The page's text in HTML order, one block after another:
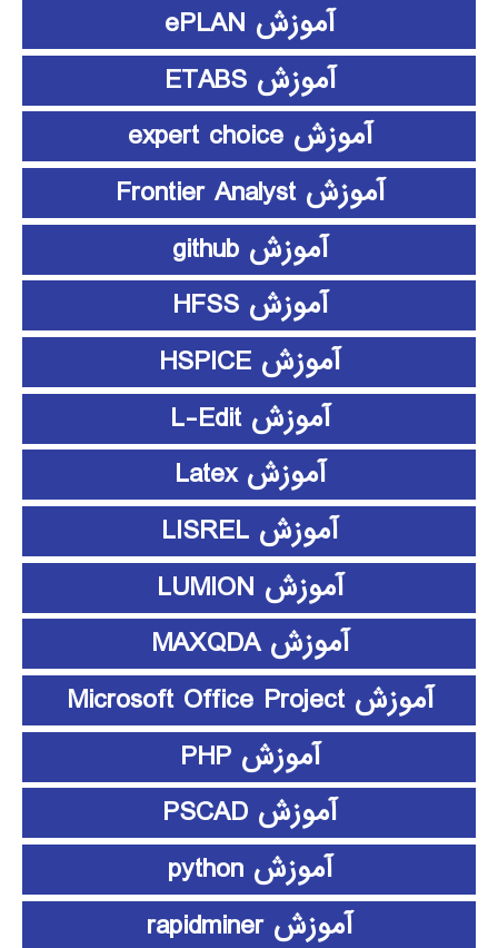
آموزش ePLAN
آموزش ETABS
آموزش expert choice
آموزش Frontier Analyst
آموزش github
آموزش HFSS
آموزش HSPICE
آموزش L-Edit
آموزش Latex
آموزش LISREL
آموزش LUMION
آموزش MAXQDA
آموزش Microsoft Office Project
آموزش PHP
آموزش PSCAD
آموزش python
آموزش rapidminer